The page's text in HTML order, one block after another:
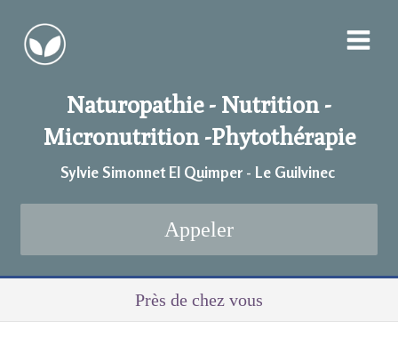
Naturopathie - Nutrition -
Micronutrition -Phytothérapie
Sylvie Simonnet EI Quimper - Le Guilvinec
Appeler
Près de chez vous